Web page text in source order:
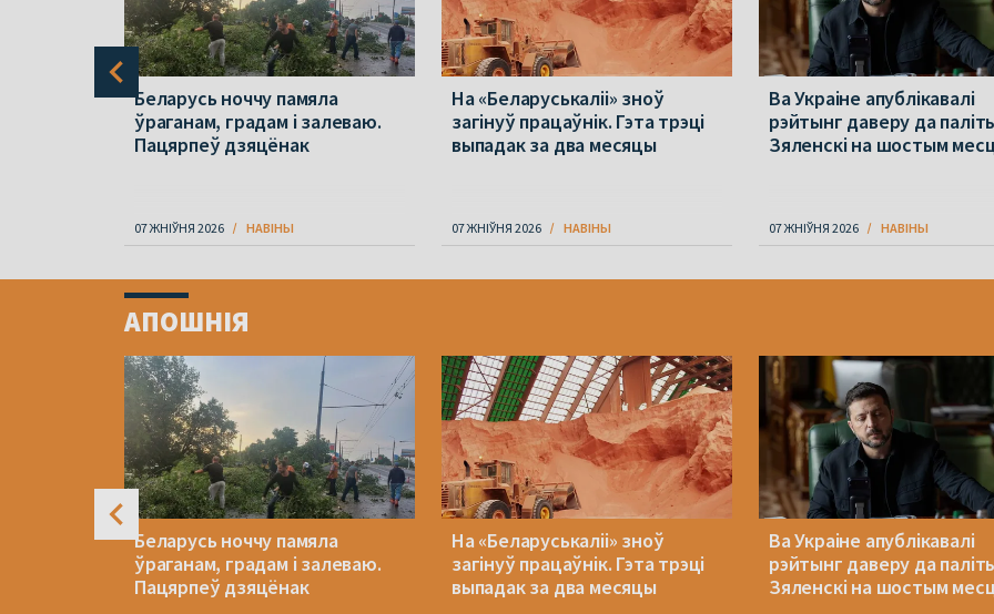
Беларусь ноччу памяла
ўраганам, градам і залеваю.
Пацярпеў дзяцёнак
07 ЖНІЎНЯ 2026 НАВІНЫ
На «Беларуськаліі» зноў
загінуў працаўнік. Гэта трэці
выпадак за два месяцы
07 ЖНІЎНЯ 2026 НАВІНЫ
Ва Украіне апублікавалі
рэйтынг даверу да
Зяленскі на шостым
07 ЖНІЎНЯ 2026 НАВІНЫ
ofАПОШНІЯ
Беларусь ноччу памяла
ўраганам, градам і залеваю.
Пацярпеў дзяцёнак
На «Беларуськаліі» зноў
загінуў працаўнік. Гэта трэці
выпадак за два месяцы
Ва Украіне апублікавалі
рэйтынг даверу да
Зяленскі на шостым